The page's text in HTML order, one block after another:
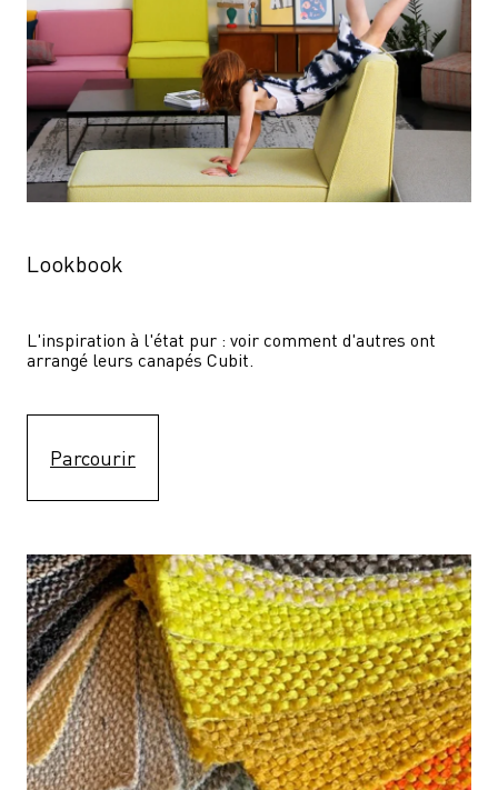
Lookbook
L'inspiration à l'état pur : voir comment d'autres ont
arrangé leurs canapés Cubit.
Parcourir